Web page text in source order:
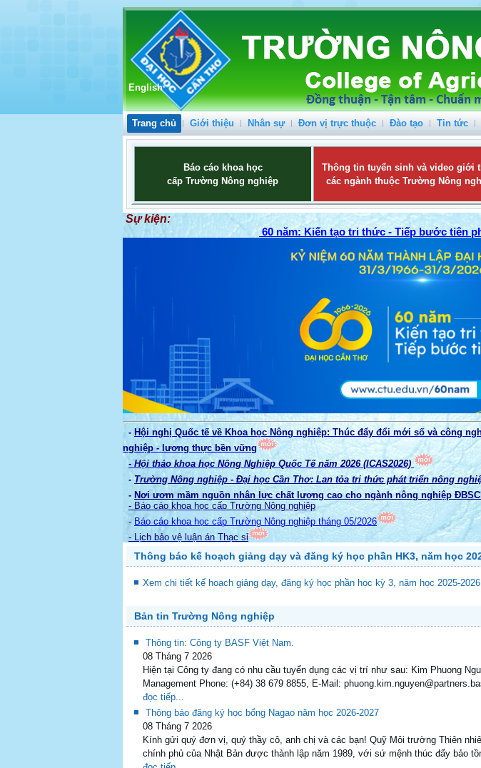
English
Trang chủ Giới thiệu Nhân sự Đơn vị trực thuộc Đào tạo Tin tức
Báo cáo khoa học
cấp Trường Nông nghiệp
Thông tin tuyển sinh và video giới
các ngành thuộc Trường Nông
Sự kiện:
60 năm: Kiến tạo tri thức - Tiếp bước tiên
- Hội nghị Quốc tế về Khoa học Nông nghiệp: Thúc đẩy đổi mới số và công
nghiệp - lương thực bền vững
- Hội thảo khoa học Nông Nghiệp Quốc Tế năm 2026 (ICAS2026)
- Trường Nông nghiệp - Đại học Cần Thơ: Lan tỏa tri thức phát triển nông
- Nơi ươm mầm nguồn nhân lực chất lượng cao cho ngành nông nghiệp
- Báo cáo khoa học cấp Trường Nông nghiệp
- Báo cáo khoa học cấp Trường Nông nghiệp tháng 05/2026
- Lịch bảo vệ luận án Thạc sỉ
Thông báo kế hoạch giảng dạy và đăng ký học phần HK3, năm học
Xem chi tiết kế hoạch giảng dạy, đăng ký học phần học kỳ 3, năm học 2025-2026
Bản tin Trường Nông nghiệp
Thông tin: Công ty BASF Việt Nam.
08 Tháng 7 2026
Hiện tại Công ty đang có nhu cầu tuyển dụng các vị trí như sau: Kim Phuong
Management Phone: (+84) 38 679 8855, E-Mail:
đọc tiếp...
Thông báo đăng ký học bổng Nagao năm học 2026-2027
08 Tháng 7 2026
Kính gửi quý đơn vị, quý thầy cô, anh chị và các bạn! Quỹ Môi trường Thiên
chính phủ của Nhật Bản được thành lập năm 1989, với sứ mệnh thúc đẩy bảo